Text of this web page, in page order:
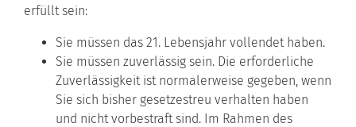
erfüllt sein:
Sie müssen das 21. Lebensjahr vollendet haben.
Sie müssen zuverlässig sein. Die erforderliche
Zuverlässigkeit ist normalerweise gegeben, wenn
Sie sich bisher gesetzestreu verhalten haben
und nicht vorbestraft sind. Im Rahmen des